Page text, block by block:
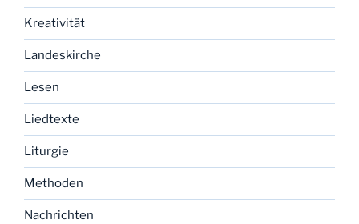
Kreativität
Landeskirche
Lesen
Liedtexte
Liturgie
Methoden
Nachrichten